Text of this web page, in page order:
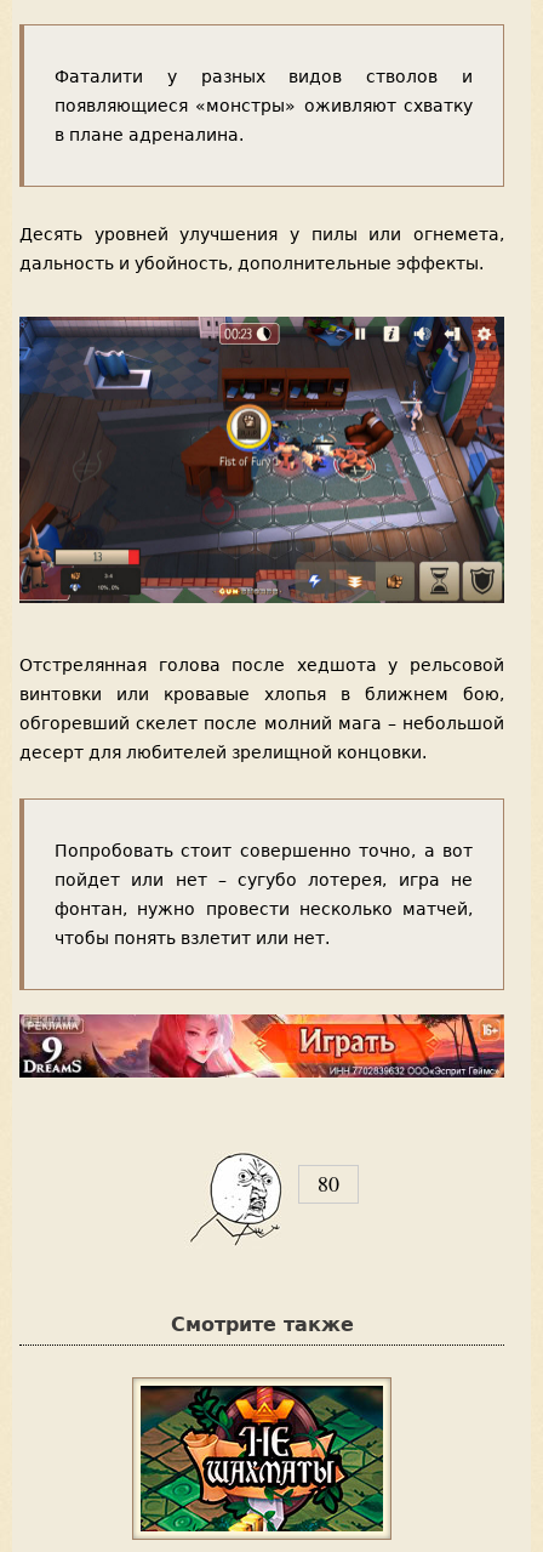
Фаталити у разных видов стволов и
появляющиеся «монстры» оживляют схватку
в плане адреналина.
Десять уровней улучшения у пилы или огнемета,
дальность и убойность, дополнительные эффекты.
Отстрелянная голова после хедшота у рельсовой
винтовки или кровавые хлопья в ближнем бою,
обгоревший скелет после молний мага – небольшой
десерт для любителей зрелищной концовки.
Попробовать стоит совершенно точно, а вот
пойдет или нет – сугубо лотерея, игра не
фонтан, нужно провести несколько матчей,
чтобы понять взлетит или нет.
80
e
p
!
Смотрите также